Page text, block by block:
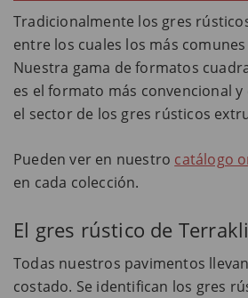
Tradicionalmente los gres
entre los cuales los más
Nuestra gama de formatos
es el formato más convencional
el sector de los gres rústicos
Pueden ver en nuestro catálogo
en cada colección.
El gres rústico de
Todas nuestros pavimentos llevan
costado. Se identifican los gres